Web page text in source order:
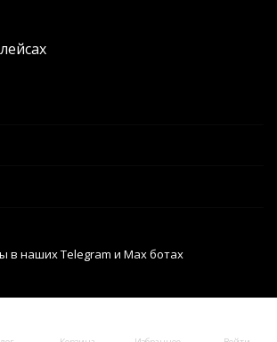
в наших Telegram и Max ботах